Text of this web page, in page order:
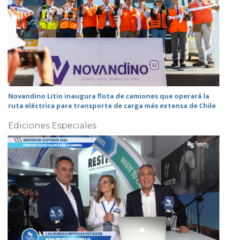
Novandino Litio inaugura flota de camiones que operará la
ruta eléctrica para transporte de carga más extensa de Chile
Ediciones Especiales